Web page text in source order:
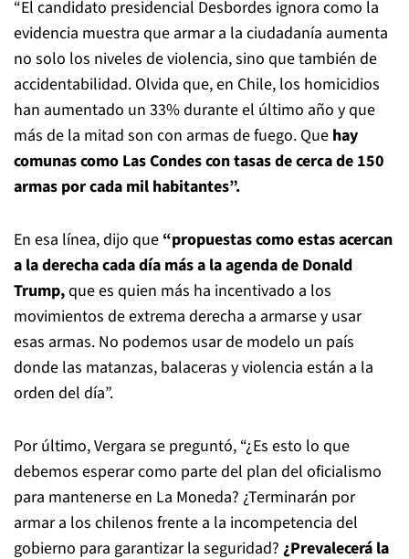
“El candidato presidencial Desbordes ignora como la
evidencia muestra que armar a la ciudadanía aumenta
no solo los niveles de violencia, sino que también de
accidentabilidad. Olvida que, en Chile, los homicidios
han aumentado un 33% durante el último año y que
más de la mitad son con armas de fuego. Que hay
comunas como Las Condes con tasas de cerca de 150
armas por cada mil habitantes”.
En esa línea, dijo que “propuestas como estas acercan
a la derecha cada día más a la agenda de Donald
Trump,que es quien más ha incentivado a los
movimientos de extrema derecha a armarse y usar
esas armas. No podemos usar de modelo un país
donde las matanzas, balaceras y violencia están a la
orden del día”.
Por último, Vergara se preguntó, “¿Es esto lo que
debemos esperar como parte del plan del oficialismo
para mantenerse en La Moneda? ¿Terminarán por
armar a los chilenos frente a la incompetencia del
gobierno para garantizar la seguridad? ¿Prevalecerá la